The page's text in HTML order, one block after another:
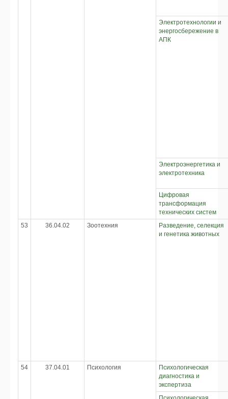
Электротехнологии и
энергосбережение в
АПК
Электроэнергетика и
электротехника
Цифровая
трансформация
технических систем
53
36.04.02 Зоотехния
Разведение, селекция
и генетика животных
54 37.04.01 Психология
Психологическая
диагностика и
экспертиза